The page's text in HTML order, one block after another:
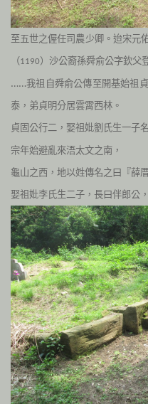
至五世之偓任司農少卿。迨宋元
（1190）沙公裔孫舜俞公字欽父
……我祖自舜俞公傳至開基始祖
泰，弟貞明分居雲霄西林。
貞固公行二，娶祖妣劉氏生一子
宗年始避亂來浯太文之南，
龜山之西，地以姓傳名之曰『薛
娶祖妣李氏生二子，長曰伴郎公